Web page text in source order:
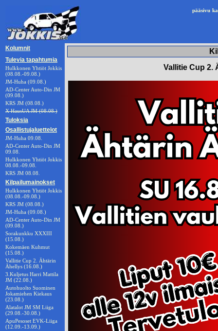
pääsivu
Kolumnit
Tulevia tapahtumia
Hulkkonen Yhtiöt Jokkis
(08.08.-09.08.)
JM-Huha (09.08.)
AD-Center Auto-Din JM
(09.08.)
KRS JM (08.08.)
X HausUA JM (08.08.)
Tuloksia
Osallistujaluettelot
JM-Huha 09.08.
AD-Center Auto-Din JM
09.08.
Hulkkonen Yhtiöt Jokkis
08.08.-09.08.
KRS JM 08.08.
Kilpailumainokset
Hulkkonen Yhtiöt Jokkis
(08.08.-09.08.)
KRS JM (08.08.)
JM-Huha (09.08.)
AD-Center Auto-Din JM
(09.08.)
Sorakunkku XXXIII
(15.08.)
Kokemäen Kuhmut
(15.08.)
Vallitie Cup 2. Ähtärin
Ähellys (16.08.)
3.Kuljetus Harri Mattila
JM (22.08.)
Autohuolto Suominen
Jokamiehen Kiekaus
(23.08.)
Alatalot JM SM Liiga
(29.08.-30.08.)
ApuPesoset EVK-Liiga
(12.09.-13.09.)
Vallitie Cup 2.